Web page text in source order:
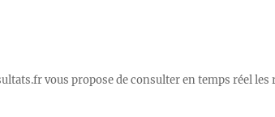
vous propose de consulter en temps réel les